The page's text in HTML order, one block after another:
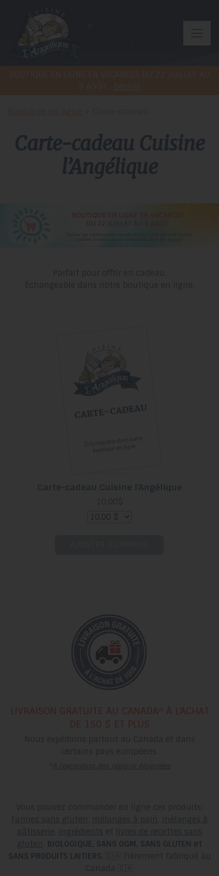
carte-cadeau Cuisine
l’Angélique
Parfait pour offrir en cadeau.
Échangeable dans notre boutique en ligne.
10.00$
LIVRAISON GRATUITE AU CANADA* À L’ACHAT
DE 150 $ ET PLUS
Nous expédions partout au Canada et dans
certains pays européens.
* À l'exception des régions éloignées
Vous pouvez commander en ligne ces produits:
Farines sans gluten, mélanges à pain, mélanges à
pâtisserie, ingrédients et
livres de recettes sans
gluten BIOLOGIQUE, SANS OGM, SANS GLUTEN et
SANS PRODUITS LAITIERS. 🇨🇦 Fièrement fabriqué au
Canada 🇨🇦